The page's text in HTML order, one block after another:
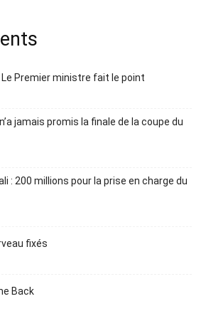
Premier ministre fait le point
jamais promis la finale de la coupe du
: 200 millions pour la prise en charge du
fixés
Back